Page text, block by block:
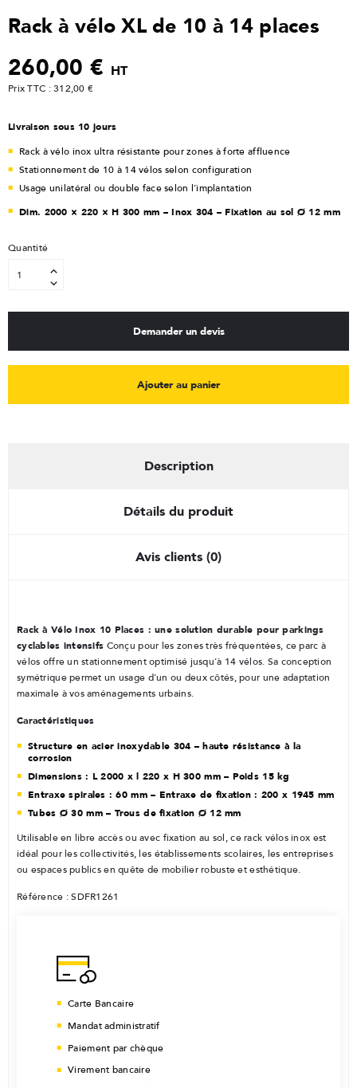
Rack à vélo XL de 10 à 14 places
260,00 € HT
Prix TTC : 312,00 €
Livraison sous 10 jours
Rack à vélo inox ultra résistante pour zones à forte affluence
Stationnement de 10 à 14 vélos selon configuration
Usage unilatéral ou double face selon l’implantation
Dim. 2000 × 220 × H 300 mm – Inox 304 – Fixation au sol Ø 12 mm
Quantité
Demander un devis
Ajouter au panier
Description
Détails du produit
Avis clients (0)
Rack à Vélo Inox 10 Places : une solution durable pour parkings
cyclables intensifs Conçu pour les zones très fréquentées, ce parc à
vélos offre un stationnement optimisé jusqu’à 14 vélos. Sa conception
symétrique permet un usage d’un ou deux côtés, pour une adaptation
maximale à vos aménagements urbains.
Caractéristiques
Structure en acier inoxydable 304 – haute résistance à la
corrosion
Dimensions : L 2000 x l 220 x H 300 mm – Poids 15 kg
Entraxe spirales : 60 mm – Entraxe de fixation : 200 x 1945 mm
Tubes Ø 30 mm – Trous de fixation Ø 12 mm
Utilisable en libre accès ou avec fixation au sol, ce rack vélos inox est
idéal pour les collectivités, les établissements scolaires, les entreprises
ou espaces publics en quête de mobilier robuste et esthétique.
Référence : SDFR1261
Carte Bancaire
Mandat administratif
Paiement par chèque
Virement bancaire